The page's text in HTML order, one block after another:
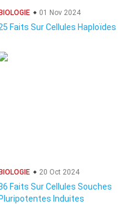
BIOLOGIE 01 Nov 2024
Faits Sur Cellules Haploïdes
BIOLOGIE 20 Oct 2024
Faits Sur Cellules Souches
Pluripotentes Induites